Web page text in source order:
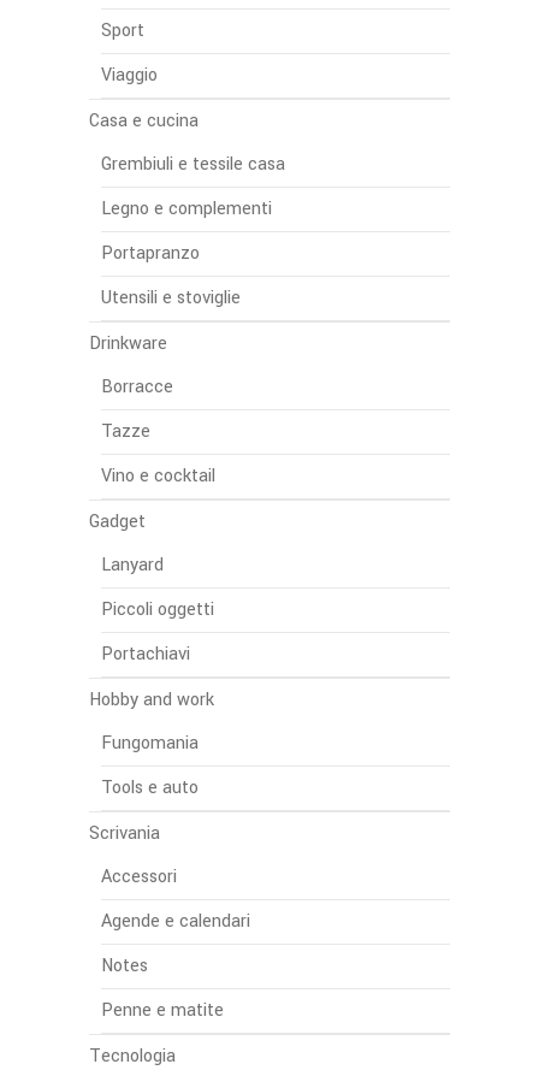
Sport
Viaggio
Casa e cucina
Grembiuli e tessile casa
Legno e complementi
Portapranzo
Utensili e stoviglie
Drinkware
Borracce
Tazze
Vino e cocktail
Gadget
Lanyard
Piccoli oggetti
Portachiavi
Hobby and work
Fungomania
Tools e auto
Scrivania
Accessori
Agende e calendari
Notes
Penne e matite
Tecnologia